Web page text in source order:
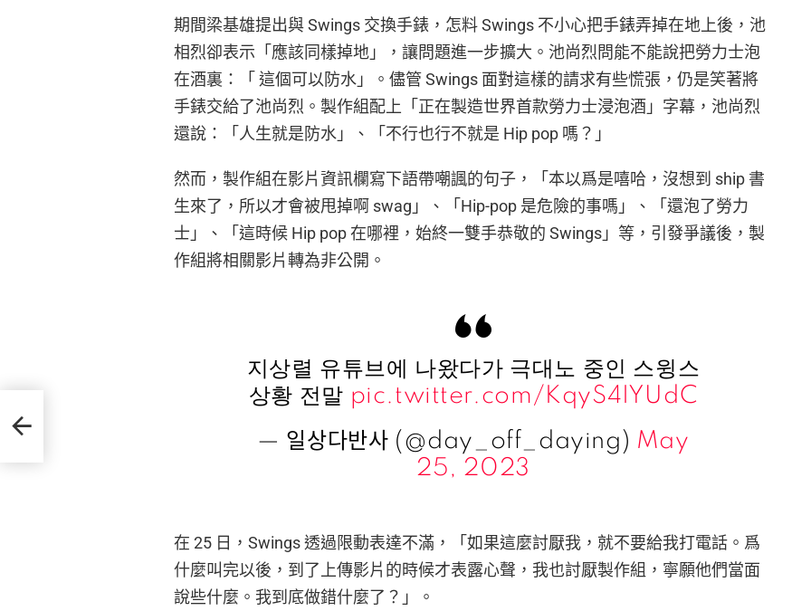
期間梁基雄提出與 Swings 交換手錶，怎料 Swings 不小心把手錶弄掉在地上後，池
相烈卻表示「應該同樣掉地」，讓問題進一步擴大。池尚烈問能不能說把勞力士泡
在酒裏：「 這個可以防水」。儘管 Swings 面對這樣的請求有些慌張，仍是笑著將
手錶交給了池尚烈。製作組配上「正在製造世界首款勞力士浸泡酒」字幕，池尚烈
還說：「人生就是防水」、「不行也行不就是 Hip pop 嗎？」
然而，製作組在影片資訊欄寫下語帶嘲諷的句子，「本以爲是嘻哈，沒想到 ship 書
生來了，所以才會被甩掉啊 swag」、「Hip-pop 是危險的事嗎」、「還泡了勞力
士」、「這時候 Hip pop 在哪裡，始終一雙手恭敬的 Swings」等，引發爭議後，製
作組將相關影片轉為非公開。
지상렬 유튜브에 나왔다가 극대노 중인 스윙스
상황 전말 pic.twitter.com/KqyS4IYUdC
— 일상다반사 (@day_off_daying) May
25, 2023
在 25 日，Swings 透過限動表達不滿，「如果這麼討厭我，就不要給我打電話。爲
什麼叫完以後，到了上傳影片的時候才表露心聲，我也討厭製作組，寧願他們當面
說些什麼。我到底做錯什麼了？」。
退